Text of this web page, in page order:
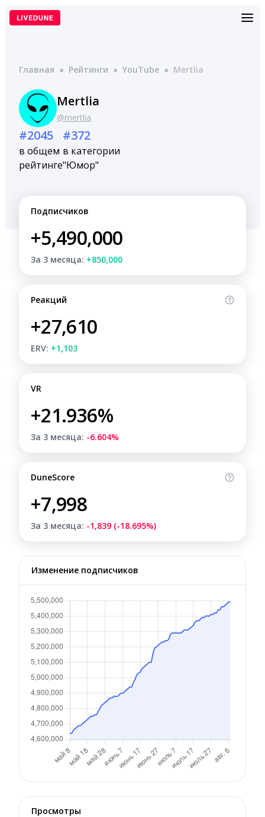
Перейти
Главная ● Рейтинги ● YouTube ● Mertlia
Mertlia
@mertlia
#2045
в общем
рейтинге
#372
в категории
"Юмор"
Подписчиков
+5,490,000
За 3 месяца: +850,000
Реакций
+27,610
ERV: +1,103
VR
+21.936%
За 3 месяца: -6.604%
DuneScore
+7,998
За 3 месяца: -1,839 (-18.695%)
Изменение подписчиков
Просмотры